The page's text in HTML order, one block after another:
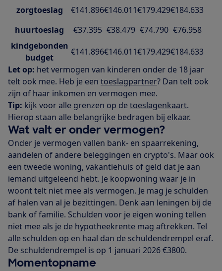
zorgtoeslag
€141.896€146.011€179.429€184.633
huurtoeslag
€37.395 €38.479 €74.790 €76.958
kindgebonden
budget
€141.896€146.011€179.429€184.633
Let op: het vermogen van kinderen onder de 18 jaar
telt ook mee. Heb je een toeslagpartner? Dan telt ook
zijn of haar inkomen en vermogen mee.
Tip: kijk voor alle grenzen op detoeslagenkaart.
Hierop staan alle belangrijke bedragen bij elkaar.
Wat valt er onder vermogen?
Onder je vermogen vallen bank- en spaarrekening,
aandelen of andere beleggingen en crypto's. Maar ook
een tweede woning, vakantiehuis of geld dat je aan
iemand uitgeleend hebt. Je koopwoning waar je in
woont telt niet mee als vermogen. Je mag je schulden
af halen van al je bezittingen. Denk aan leningen bij de
bank of familie. Schulden voor je eigen woning tellen
niet mee als je de hypotheekrente mag aftrekken. Tel
alle schulden op en haal dan de schuldendrempel eraf.
De schuldendrempel is op 1 januari 2026 €3800.
Momentopname